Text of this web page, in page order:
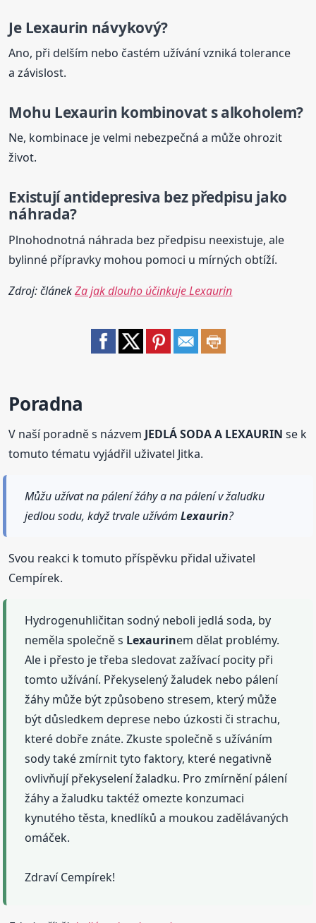
Je Lexaurin návykový?
Ano, při delším nebo častém užívání vzniká tolerance
a závislost.
Mohu Lexaurin kombinovat s alkoholem?
Ne, kombinace je velmi nebezpečná a může ohrozit
život.
Existují antidepresiva bez předpisu jako
náhrada?
Plnohodnotná náhrada bez předpisu neexistuje, ale
bylinné přípravky mohou pomoci u mírných obtíží.
Zdroj: článekZa jak dlouho účinkuje Lexaurin
Poradna
V naší poradně s názvem JEDLÁ SODA A LEXAURIN se k
tomuto tématu vyjádřil uživatel Jitka.
Můžu užívat na pálení žáhy a na pálení v žaludku
jedlou sodu, když trvale užívámLexaurin?
Svou reakci k tomuto příspěvku přidal uživatel
Cempírek.
Hydrogenuhličitan sodný neboli jedlá soda, by
neměla společně s Lexaurinem dělat problémy.
Ale i přesto je třeba sledovat zažívací pocity při
tomto užívání. Překyselený žaludek nebo pálení
žáhy může být způsobeno stresem, který může
být důsledkem deprese nebo úzkosti či strachu,
které dobře znáte. Zkuste společně s užíváním
sody také zmírnit tyto faktory, které negativně
ovlivňují překyselení žaladku. Pro zmírnění pálení
žáhy a žaludku taktéž omezte konzumaci
kynutého těsta, knedlíků a moukou zadělávaných
omáček.
Zdraví Cempírek!